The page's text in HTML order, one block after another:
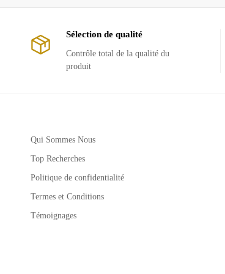
Sélection de qualité
Contrôle total de la qualité du
produit
Qui Sommes Nous
Top Recherches
Politique de confidentialité
Termes et Conditions
Témoignages